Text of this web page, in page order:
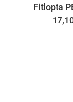
Fitlopta